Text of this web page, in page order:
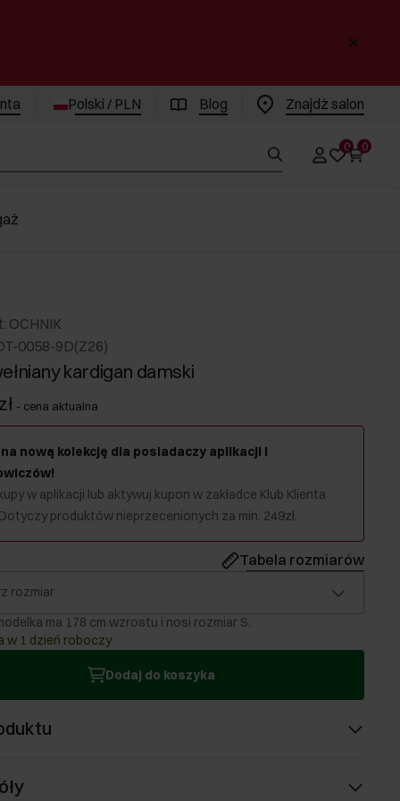
Polski / PLN Blog Znajdż salon
0 0
OCHNIK
0058-9D(Z26)
kardigan damski
- cena aktualna
na nową kolekcję dla posiadaczy aplikacji i
w aplikacji lub aktywuj kupon w zakładce Klub Klienta
produktów nieprzecenionych za min. 249zł.
Tabela rozmiarów
rozmiar
ma 178 cm wzrostu i nosi rozmiar S.
w 1 dzień roboczy
Dodaj do koszyka